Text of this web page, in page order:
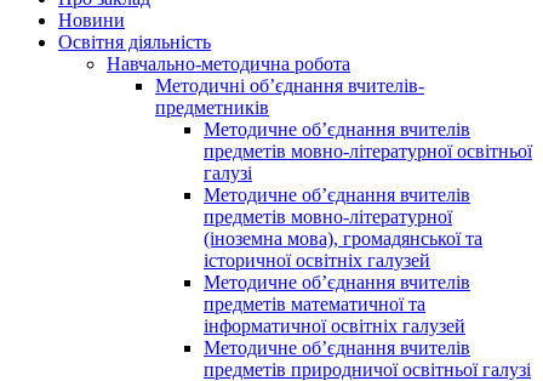
Новини
Освітня діяльність
Навчально-методична робота
Методичні об’єднання вчителів-
предметників
Методичне об’єднання вчителів
предметів мовно-літературної освітньої
галузі
Методичне об’єднання вчителів
предметів мовно-літературної
(іноземна мова), громадянської та
історичної освітніх галузей
Методичне об’єднання вчителів
предметів математичної та
інформатичної освітніх галузей
Методичне об’єднання вчителів
предметів природничої освітньої галузі